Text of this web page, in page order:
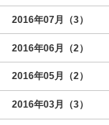
2016年07月（3）
2016年06月（2）
2016年05月（2）
2016年03月（3）